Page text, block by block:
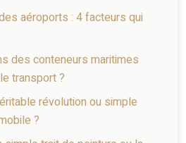
aéroports : 4 facteurs qui
des conteneurs maritimes
transport ?
révolution ou simple
?